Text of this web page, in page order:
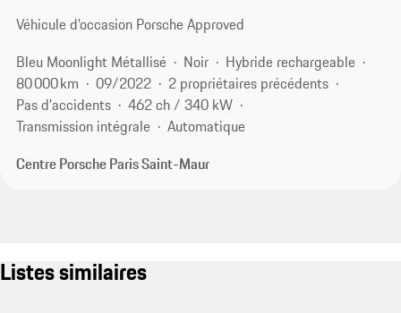
Véhicule d’occasion Porsche Approved
Bleu Moonlight Métallisé
Noir
Hybride rechargeable
80 000 km
09/2022
2 propriétaires précédents
Pas d'accidents
462 ch / 340 kW
Transmission intégrale
Automatique
Centre Porsche Paris Saint-Maur
Listes similaires